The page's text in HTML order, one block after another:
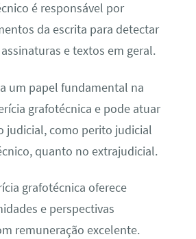
é responsável por
da escrita para detectar
e textos em geral.
um papel fundamental na
grafotécnica e pode atuar
judicial, como perito judicial
quanto no extrajudicial.
grafotécnica oferece
e perspectivas
remuneração excelente.